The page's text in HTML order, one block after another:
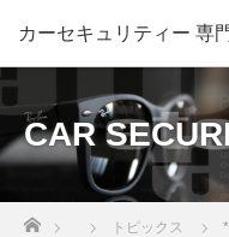
CAR
トピックス